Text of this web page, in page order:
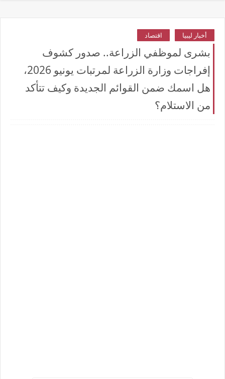
أخبار ليبيا اقتصاد
بشرى لموظفي الزراعة.. صدور كشوف
إفراجات وزارة الزراعة لمرتبات يونيو 2026،
هل اسمك ضمن القوائم الجديدة وكيف تتأكد
من الاستلام؟